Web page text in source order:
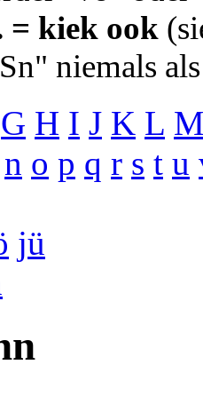
= kiek ook
niemals
G H I J K L
n o p q r s t u
jü